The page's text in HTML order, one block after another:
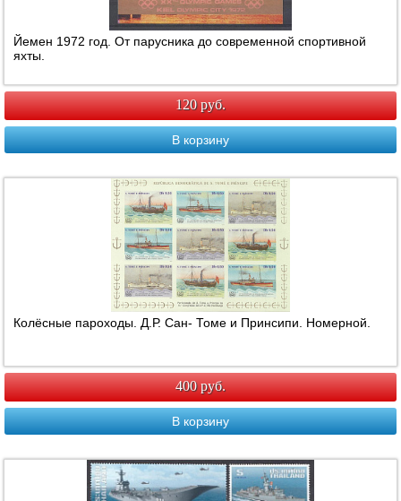
Йемен 1972 год. От парусника до современной спортивной
яхты.
120 руб.
В корзину
Колёсные пароходы. Д.Р. Сан- Томе и Принсипи. Номерной.
400 руб.
В корзину